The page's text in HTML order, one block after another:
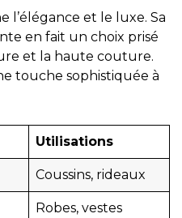
l’élégance et le luxe. Sa
en fait un choix prisé
et la haute couture.
touche sophistiquée à
Utilisations
Coussins, rideaux
Robes, vestes